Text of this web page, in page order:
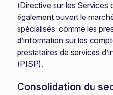
(Directive sur les Services
également ouvert le
spécialisés, comme les
d’information sur les
prestataires de services
(PISP).
Consolidation du